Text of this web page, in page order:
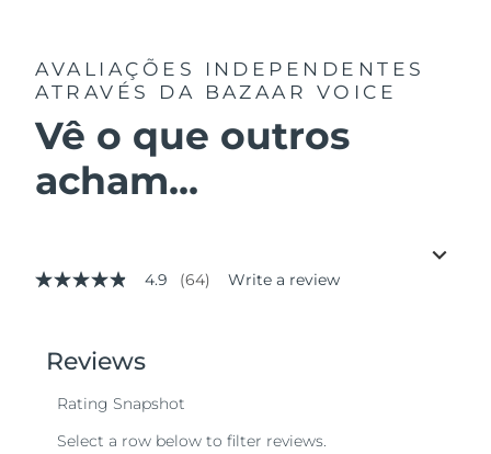
AVALIAÇÕES INDEPENDENTES
ATRAVÉS DA BAZAAR VOICE
Vê o que outros
acham...
4.9
stars,
average
value.
4.9 (64) Write a review